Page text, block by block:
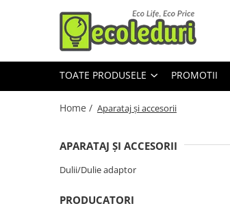
Toate Produsele
Surse de iluminat
Surse de iluminat
Tub Neon Fluorescent (Clasic)
Corpuri de iluminat
Corpuri de iluminat
TOATE PRODUSELE PROMOTII
Home / Aparataj şi accesorii
APARATAJ ŞI ACCESORII
Dulii/Dulie adaptor
PRODUCATORI